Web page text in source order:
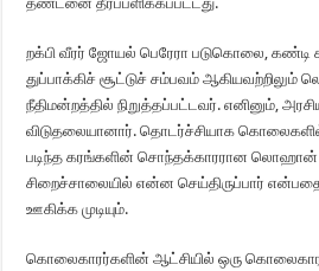
றக்பி வீரர் ஜோயல் பெரேரா படுகொலை,
துப்பாக்கிச் சூட்டுச் சம்பவம்
நீதிமன்றத்தில் நிறுத்தப்பட்டவர். எனினும்,
விடுதலையானார். தொடர்ச்சியாக
படிந்த கரங்களின் சொந்தக்காரரான லொஹான்
சிறைச்சாலையில் என்ன செய்திருப்பார் என்பதை
ஊகிக்க முடியும்.
கொலைகாரர்களின் ஆட்சியில் ஒரு